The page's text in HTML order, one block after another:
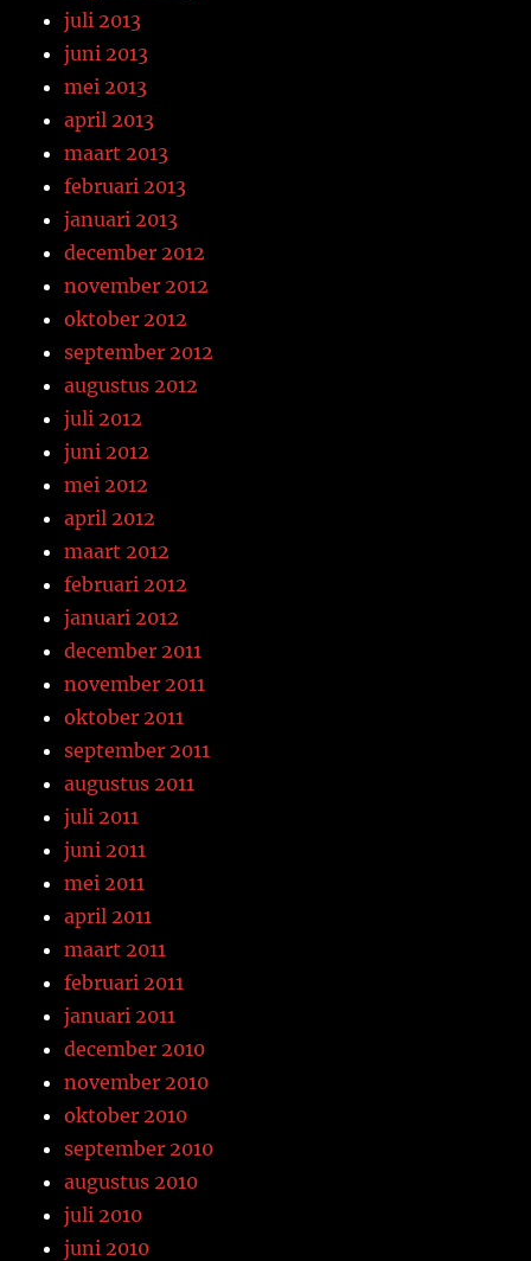
juli 2013
juni 2013
mei 2013
april 2013
maart 2013
februari 2013
januari 2013
december 2012
november 2012
oktober 2012
september 2012
augustus 2012
juli 2012
juni 2012
mei 2012
april 2012
maart 2012
februari 2012
januari 2012
december 2011
november 2011
oktober 2011
september 2011
augustus 2011
juli 2011
juni 2011
mei 2011
april 2011
maart 2011
februari 2011
januari 2011
december 2010
november 2010
oktober 2010
september 2010
augustus 2010
juli 2010
juni 2010